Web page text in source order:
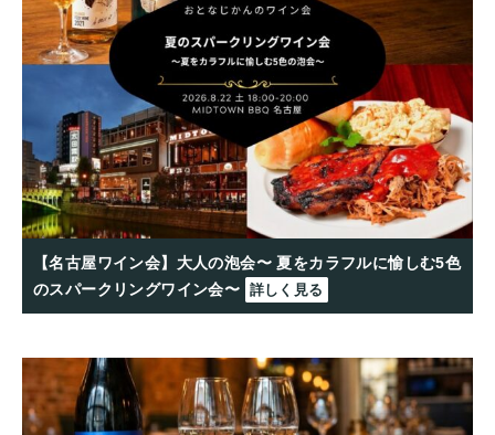
【名古屋ワイン会】大人の泡会〜 夏をカラフルに愉しむ5色
のスパークリングワイン会〜 詳しく見る